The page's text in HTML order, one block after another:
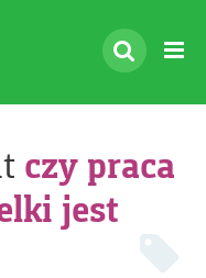
czy praca
jest